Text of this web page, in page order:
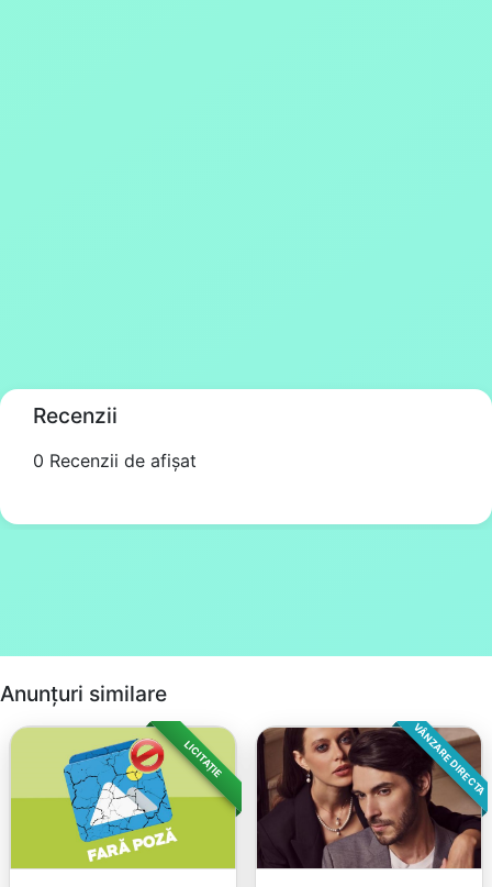
Recenzii
0 Recenzii de afișat
Anunțuri similare
LICITAȚIE VÂNZARE DIRECTA